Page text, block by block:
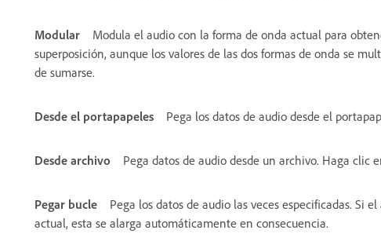
Modular
Modula el audio con la forma de onda actual para
superposición, aunque los valores de las dos formas de onda se
de sumarse.
Desde el portapapeles Pega los datos de audio desde el
Desde archivo Pega datos de audio desde un archivo. Haga clic
Pegar bucle
Pega los datos de audio las veces especificadas. Si
actual, esta se alarga automáticamente en consecuencia.